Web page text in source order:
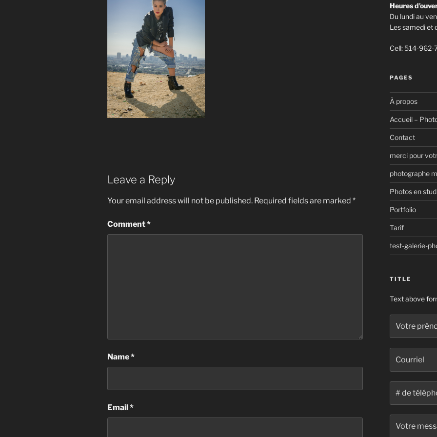
Leave a Reply
Your email address will not be published. Required fields are marked *
Comment*
Name*
Email *
Heures
Du lundi au
Les samedi et
Cell: 514-962-
PAGES
À propos
Accueil –
Contact
merci pour
photographe
Photos en
Portfolio
Tarif
test-galerie-
TITLE
Text above